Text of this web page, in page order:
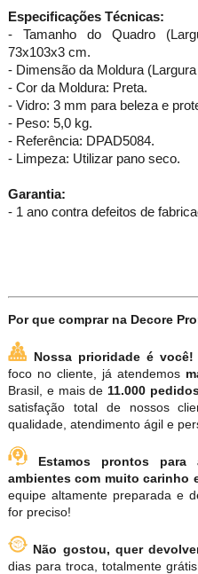
Especificações Técnicas:
- Tamanho do Quadro
73x103x3 cm.
- Dimensão da Moldura
- Cor da Moldura: Preta.
- Vidro: 3 mm para beleza e
- Peso: 5,0 kg.
- Referência: DPAD5084.
- Limpeza: Utilizar pano seco.
Garantia:
- 1 ano contra defeitos de
Por que comprar na Decore
Nossa prioridade é você!
foco no cliente, já atendemos
Brasil, e mais de11.000
satisfação total de nossos
qualidade, atendimento ágil e
Estamos prontos para
ambientes com muito carinho
equipe altamente preparada e
for preciso!
Não gostou, quer
dias para troca, totalmente